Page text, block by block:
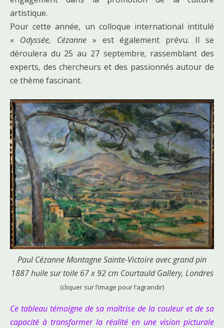
artistique.
Pour cette année, un colloque international intitulé
« Odyssée, Cézanne» est également prévu. Il se
déroulera du 25 au 27 septembre, rassemblant des
experts, des chercheurs et des passionnés autour de
ce thème fascinant.
Paul Cézanne Montagne Sainte-Victoire avec grand pin
1887 huile sur toile 67 x 92 cm Courtauld Gallery, Londres
(cliquer sur l’image pour l’agrandir)
Ce tableau témoigne de sa maîtrise de la couleur et de sa
capacité à transformer la réalité en une vision picturale